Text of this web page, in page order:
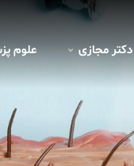
علوم
دکتر مجازی علوم